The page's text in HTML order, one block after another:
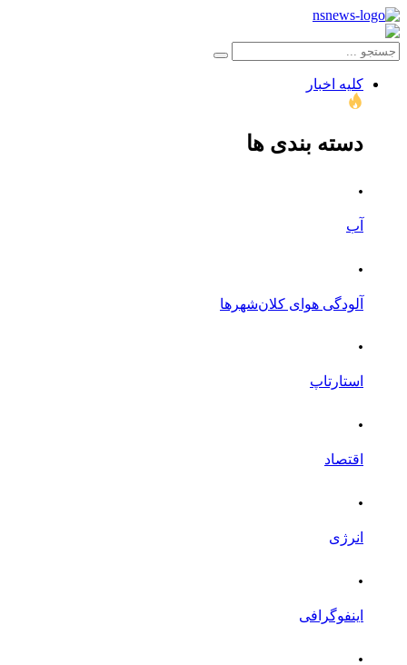
کلیه اخبار
دسته بندی ها
.
آب
.
آلودگی هوای کلان‌شهرها
.
استارتاپ
.
اقتصاد
.
انرژی
.
اینفوگرافی
.